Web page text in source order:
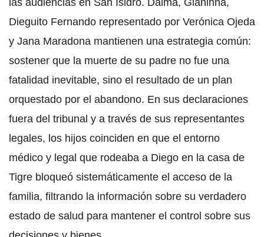
las audiencias en San Isidro. Dalma, Gianinna,
Dieguito Fernando representado por Verónica Ojeda
y Jana Maradona mantienen una estrategia común:
sostener que la muerte de su padre no fue una
fatalidad inevitable, sino el resultado de un plan
orquestado por el abandono. En sus declaraciones
fuera del tribunal y a través de sus representantes
legales, los hijos coinciden en que el entorno
médico y legal que rodeaba a Diego en la casa de
Tigre bloqueó sistemáticamente el acceso de la
familia, filtrando la información sobre su verdadero
estado de salud para mantener el control sobre sus